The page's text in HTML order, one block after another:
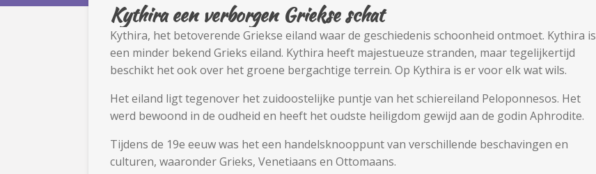
Kythira een verborgen Griekse schat
Kythira, het betoverende Griekse eiland waar de geschiedenis schoonheid ontmoet. Kythira is
een minder bekend Grieks eiland. Kythira heeft majestueuze stranden, maar tegelijkertijd
beschikt het ook over het groene bergachtige terrein. Op Kythira is er voor elk wat wils.
Het eiland ligt tegenover het zuidoostelijke puntje van het schiereiland Peloponnesos. Het
werd bewoond in de oudheid en heeft het oudste heiligdom gewijd aan de godin Aphrodite.
Tijdens de 19e eeuw was het een handelsknooppunt van verschillende beschavingen en
culturen, waaronder Grieks, Venetiaans en Ottomaans.